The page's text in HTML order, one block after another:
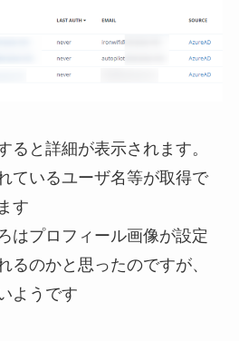
ると詳細が表示されます。
ているユーザ名等が取得で
す
はプロフィール画像が設定
るのかと思ったのですが、
ようです